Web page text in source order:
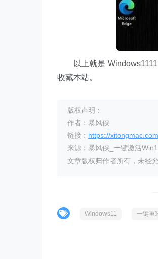
以上就是 Windows1111
收藏本站。
版权声明：
作者：暴风侠
链接： https://
来源：暴风侠_一键激活
文章版权归作者所有，未经
Windows11 一键重